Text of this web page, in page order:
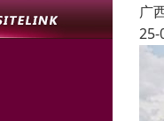
广
25-